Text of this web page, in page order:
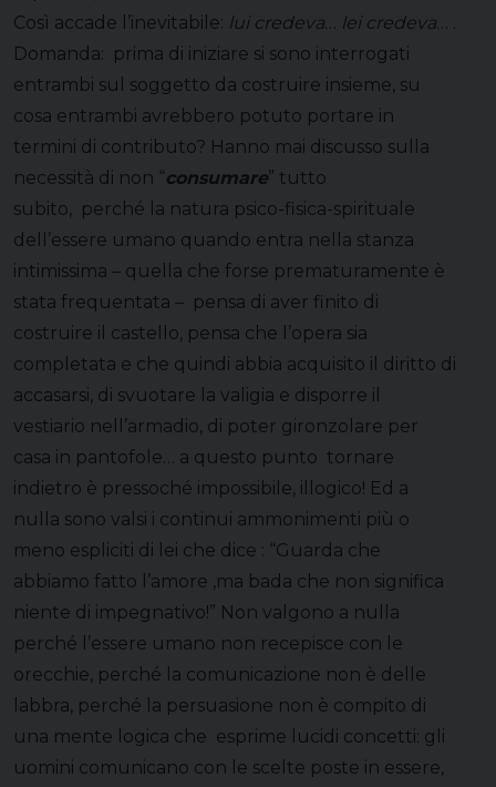
Così accade l’inevitabile: lui credeva… lei credeva… .
Domanda: prima di iniziare si sono interrogati
entrambi sul soggetto da costruire insieme, su
cosa entrambi avrebbero potuto portare in
termini di contributo? Hanno mai discusso sulla
necessità di non “consumare” tutto
subito, perché la natura psico-fisica-spirituale
dell’essere umano quando entra nella stanza
intimissima – quella che forse prematuramente è
stata frequentata – pensa di aver finito di
costruire il castello, pensa che l’opera sia
completata e che quindi abbia acquisito il diritto di
accasarsi, di svuotare la valigia e disporre il
vestiario nell’armadio, di poter gironzolare per
casa in pantofole… a questo punto tornare
indietro è pressoché impossibile, illogico! Ed a
nulla sono valsi i continui ammonimenti più o
meno espliciti di lei che dice : “Guarda che
abbiamo fatto l’amore ,ma bada che non significa
niente di impegnativo!” Non valgono a nulla
perché l’essere umano non recepisce con le
orecchie, perché la comunicazione non è delle
labbra, perché la persuasione non è compito di
una mente logica che esprime lucidi concetti: gli
uomini comunicano con le scelte poste in essere,